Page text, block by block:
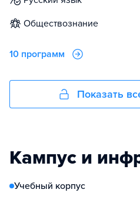
обществознание
10 программ
Показать
Кампус и
Учебный корпус